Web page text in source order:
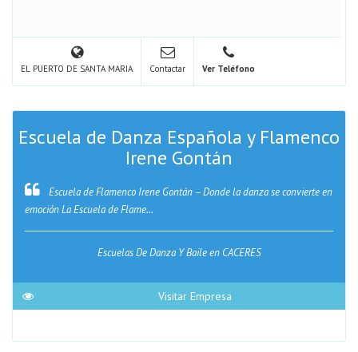
EL PUERTO DE SANTA MARIA Contactar Ver Teléfono
Escuela de Danza Española y Flamenco
Irene Gontán
Escuela de Flamenco Irene Gontán – Donde la danza se convierte en
emoción La Escuela de Flame...
Escuelas De Danza Y Baile en CACERES
Visitar Empresa